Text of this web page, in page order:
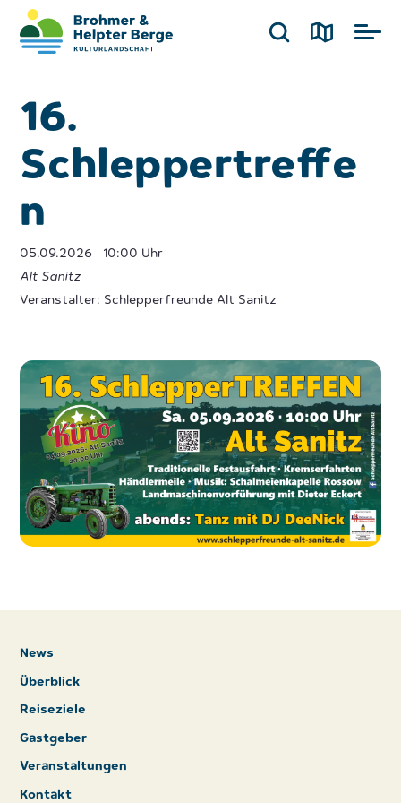
16.
Schleppertreffe
n
05.09.2026 10:00 Uhr
Alt Sanitz
Veranstalter: Schlepperfreunde Alt Sanitz
News
Überblick
Reiseziele
Gastgeber
Veranstaltungen
Kontakt